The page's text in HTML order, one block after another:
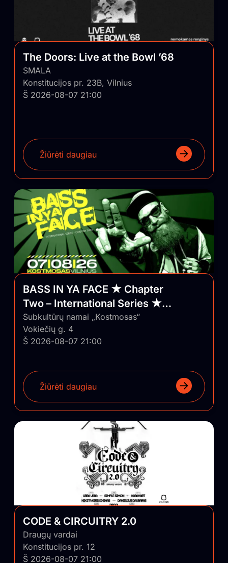
The Doors: Live at the Bowl ’68
SMALA
Konstitucijos pr. 23B, Vilnius
Š 2026-08-07 21:00
Žiūrėti daugiau
BASS IN YA FACE ★ Chapter
Two – International Series ★
Vilnius/Lithuania
Subkultūrų namai „Kostmosas“
Vokiečių g. 4
Š 2026-08-07 21:00
Žiūrėti daugiau
CODE & CIRCUITRY 2.0
Draugų vardai
Konstitucijos pr. 12
Š 2026-08-07 21:00